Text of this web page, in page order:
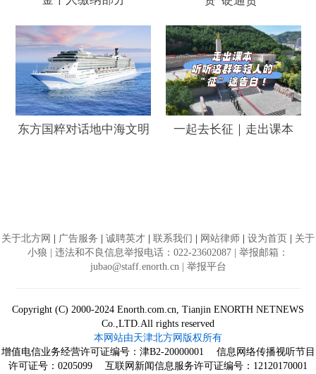
东方国粹对话地中海文明 一起去长征｜走出课本
关于北方网 广告服务 诚聘英才 联系我们 网站律师 设为首页
关于
小狼 | 违法和不良信息举报电话：022-23602087 | 举报邮箱：
jubao@staff.enorth.cn | 举报平台
Copyright (C) 2000-2024 Enorth.com.cn, Tianjin ENORTH NETNEWS
Co.,LTD.All rights reserved
本网站由天津北方网版权所有
增值电信业务经营许可证编号： 津B2-20000001
信息网络传播视听节目
许可证号：0205099 互联网新闻信息服务许可证编号：12120170001